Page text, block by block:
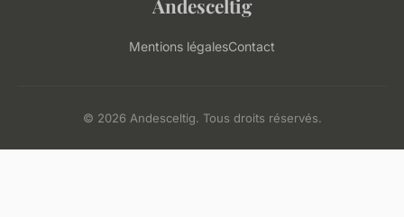
Andesceltig
Mentions légalesContact
© 2026 Andesceltig. Tous droits réservés.